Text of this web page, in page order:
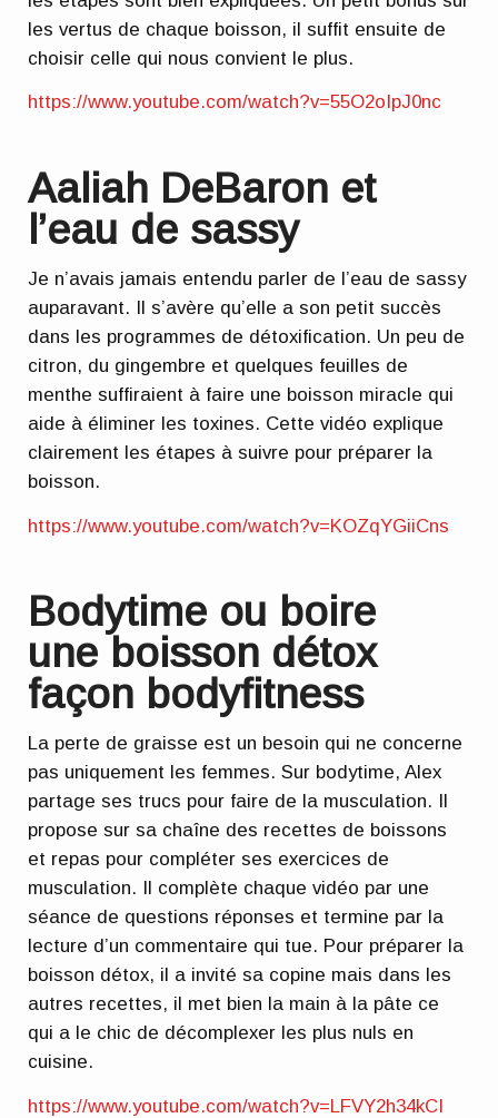
les vertus de chaque boisson, il suffit ensuite de
choisir celle qui nous convient le plus.
https://www.youtube.com/watch?v=55O2oIpJ0nc
Aaliah DeBaron et
l’eau de sassy
Je n’avais jamais entendu parler de l’eau de sassy
auparavant. Il s’avère qu’elle a son petit succès
dans les programmes de détoxification. Un peu de
citron, du gingembre et quelques feuilles de
menthe suffiraient à faire une boisson miracle qui
aide à éliminer les toxines. Cette vidéo explique
clairement les étapes à suivre pour préparer la
boisson.
https://www.youtube.com/watch?v=KOZqYGiiCns
Bodytime ou boire
une boisson détox
façon bodyfitness
La perte de graisse est un besoin qui ne concerne
pas uniquement les femmes. Sur bodytime, Alex
partage ses trucs pour faire de la musculation. Il
propose sur sa chaîne des recettes de boissons
et repas pour compléter ses exercices de
musculation. Il complète chaque vidéo par une
séance de questions réponses et termine par la
lecture d’un commentaire qui tue. Pour préparer la
boisson détox, il a invité sa copine mais dans les
autres recettes, il met bien la main à la pâte ce
qui a le chic de décomplexer les plus nuls en
cuisine.
https://www.youtube.com/watch?v=LFVY2h34kCI